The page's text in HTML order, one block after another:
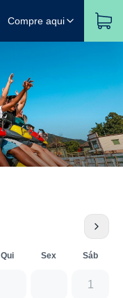
Compre aqui
Qui Sex Sáb
1